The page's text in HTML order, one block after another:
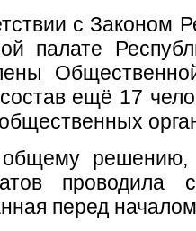
с Законом
палате
ещё 17
общему решению,
проводила
перед